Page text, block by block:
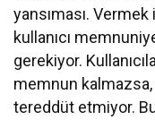
yansıması.
kullanıcı
gerekiyor.
memnun
tereddüt etmiyor.